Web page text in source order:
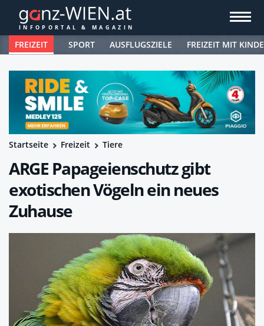
FREIZEIT SPORT AUSFLUGSZIELE FREIZEIT MIT
Startseite Freizeit Tiere
ARGE Papageienschutz gibt
exotischen Vögeln ein neues
Zuhause